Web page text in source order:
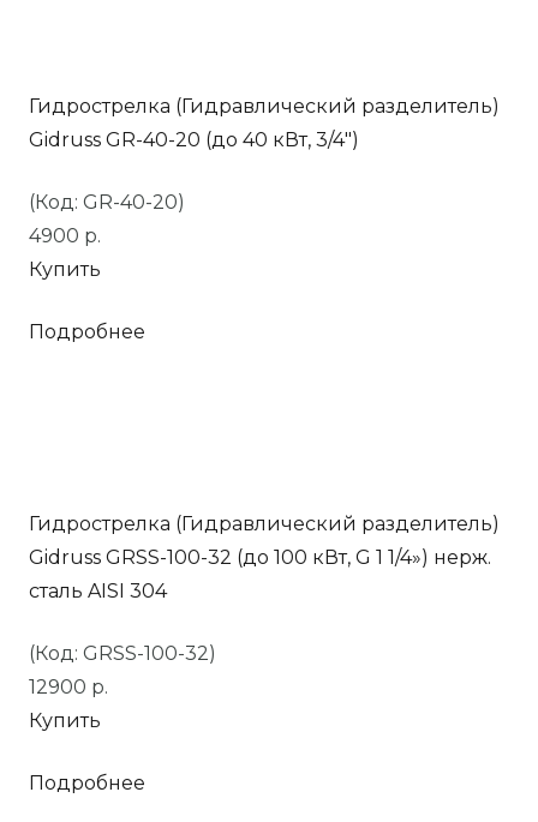
Гидрострелка (Гидравлический разделитель)
Gidruss GR-40-20 (до 40 кВт, 3/4″)
(Код: GR-40-20)
4900 р.
Купить
Подробнее
Гидрострелка (Гидравлический разделитель)
Gidruss GRSS-100-32 (до 100 кВт, G 1 1/4») нерж.
сталь AISI 304
(Код: GRSS-100-32)
12900 р.
Купить
Подробнее